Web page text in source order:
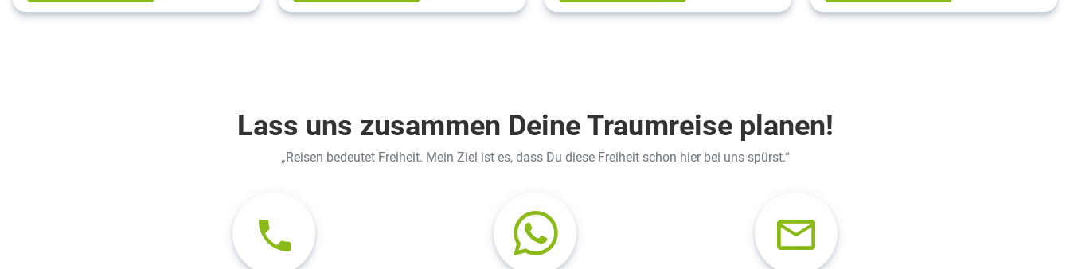
Lass uns zusammen Deine Traumreise planen!
„Reisen bedeutet Freiheit. Mein Ziel ist es, dass Du diese Freiheit schon hier bei uns spürst.“